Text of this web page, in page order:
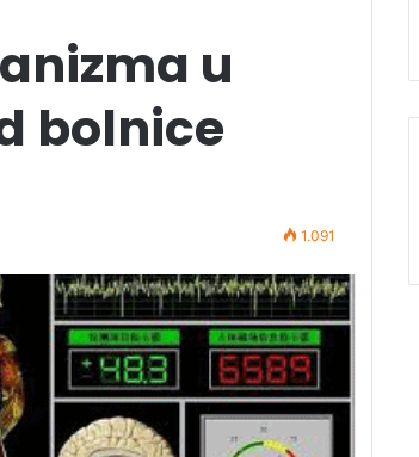
u
bolnice
1.091